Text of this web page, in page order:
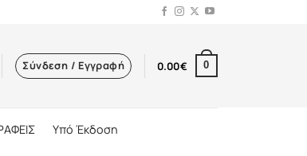
Σύνδεση / Εγγραφή 0.00€ 0
Υπό Έκδοση